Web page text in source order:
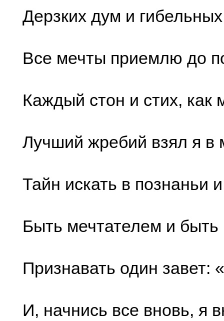
Дерзких дум и
Все мечты приемлю до
Каждый стон и стих, как
Лучший жребий взял я в
Тайн искать в познаньи
Быть мечтателем и быть
Признавать один завет:
И, начнись все вновь, я